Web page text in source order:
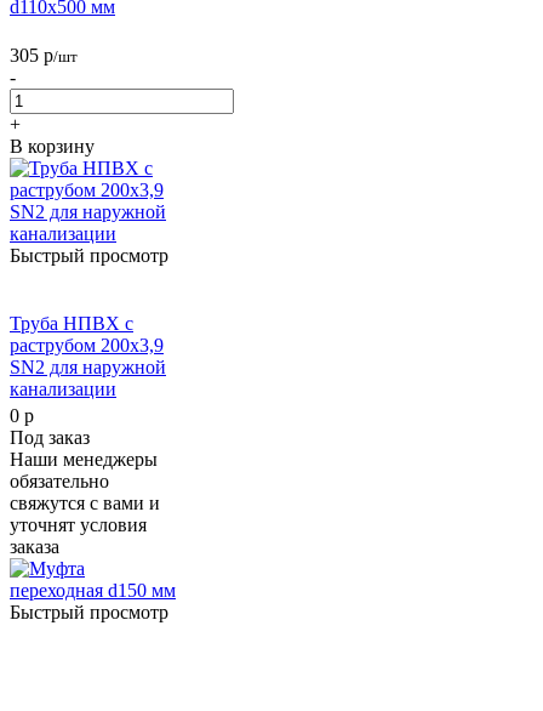
d110х500 мм
305 р/шт
-
+
В корзину
Быстрый просмотр
Труба НПВХ с
раструбом 200х3,9
SN2 для наружной
канализации
0 р
Под заказ
Наши менеджеры
обязательно
свяжутся с вами и
уточнят условия
заказа
Быстрый просмотр